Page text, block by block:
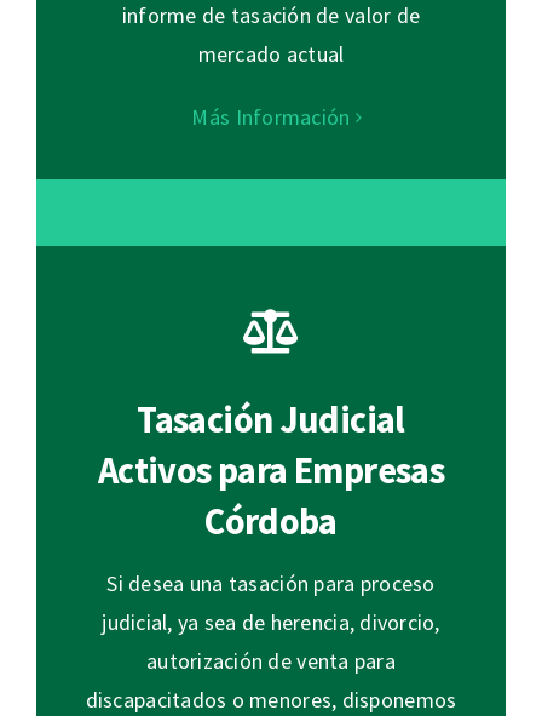
informe de tasación de valor de
mercado actual
Más Información
Tasación Judicial
Activos para Empresas
Córdoba
Si desea una tasación para proceso
judicial, ya sea de herencia, divorcio,
autorización de venta para
discapacitados o menores, disponemos